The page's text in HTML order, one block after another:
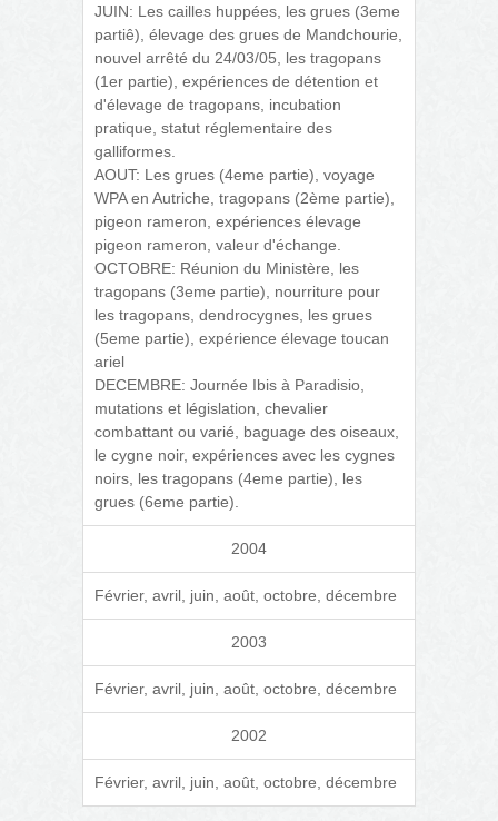
JUIN: Les cailles huppées, les grues (3eme
partiê), élevage des grues de Mandchourie,
nouvel arrêté du 24/03/05, les tragopans
(1er partie), expériences de détention et
d'élevage de tragopans, incubation
pratique, statut réglementaire des
galliformes.
AOUT: Les grues (4eme partie), voyage
WPA en Autriche, tragopans (2ème partie),
pigeon rameron, expériences élevage
pigeon rameron, valeur d'échange.
OCTOBRE: Réunion du Ministère, les
tragopans (3eme partie), nourriture pour
les tragopans, dendrocygnes, les grues
(5eme partie), expérience élevage toucan
ariel
DECEMBRE: Journée Ibis à Paradisio,
mutations et législation, chevalier
combattant ou varié, baguage des oiseaux,
le cygne noir, expériences avec les cygnes
noirs, les tragopans (4eme partie), les
grues (6eme partie).
2004
Février, avril, juin, août, octobre, décembre
2003
Février, avril, juin, août, octobre, décembre
2002
Février, avril, juin, août, octobre, décembre